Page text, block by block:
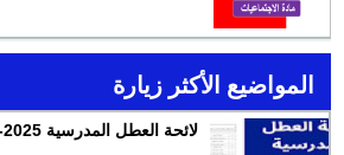
المواضيع الأكثر زيارة
لائحة العطل المدرسية 2025-2026 بالمغرب